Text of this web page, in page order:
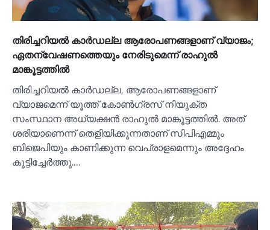
തിരിച്ചറിയല്‍ കാര്‍ഡല്ല ആരോപണങ്ങളാണ് വ്യാജം;
ഏതന്വേഷണത്തെയും നേരിടുമെന്ന് രാഹുല്‍
മാങ്കൂട്ടത്തില്‍
തിരിച്ചറിയല്‍ കാര്‍ഡല്ല, ആരോപണങ്ങളാണ്
വ്യാജമെന്ന് യൂത്ത് കോണ്‍ഗ്രസ് നിയുക്ത
സംസ്ഥാന അധ്യക്ഷൻ രാഹുല്‍ മാങ്കൂട്ടത്തില്‍. അത്
ശരിയാണെന്ന് തെളിയിക്കുന്നതാണ് സിപിഎമ്മും
ബിജെപിയും കാണിക്കുന്ന വെപ്രാളമെന്നും അദ്ദേഹം
കൂട്ടിച്ചേര്‍ത്തു.…